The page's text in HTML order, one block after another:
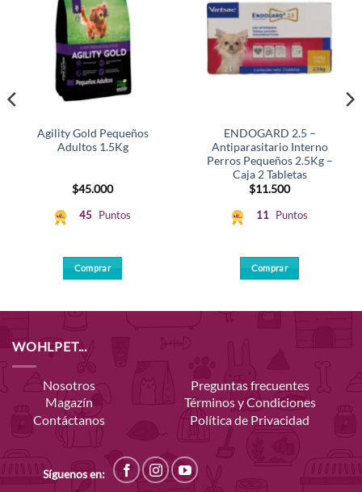
Agility Gold Pequeños
Adultos 1.5Kg
$45.000
45 Puntos
Comprar
ENDOGARD 2.5 –
Antiparasitario Interno
Perros Pequeños 2.5Kg –
Caja 2 Tabletas
$11.500
11 Puntos
Comprar
WOHLPET...
Nosotros
Magazín
Contáctanos
Preguntas frecuentes
Términos y Condiciones
Política de Privacidad
Síguenos en: